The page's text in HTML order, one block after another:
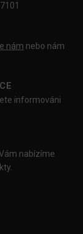
nám nebo nám
informováni
nabízíme